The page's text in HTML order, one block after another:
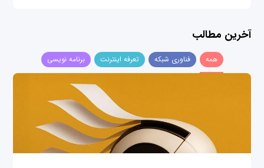
آخرین مطالب
همه فناوری شبکه تعرفه اینترنت برنامه نویسی